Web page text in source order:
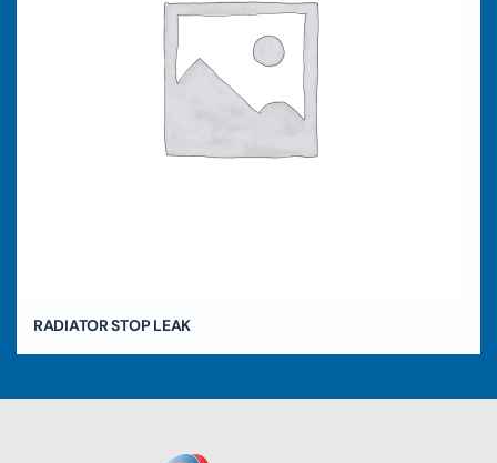
RADIATOR STOP LEAK